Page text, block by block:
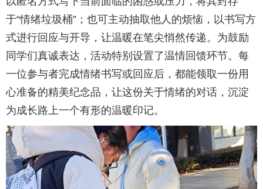
于“情绪垃圾桶”；也可主动抽取他人的烦恼，以书写方
式进行回应与开导，让温暖在笔尖悄然传递。为鼓励
同学们真诚表达，活动特别设置了温情回馈环节。每
一位参与者完成情绪书写或回应后，都能领取一份用
心准备的精美纪念品，让这份关于情绪的对话，沉淀
为成长路上一个有形的温暖印记。